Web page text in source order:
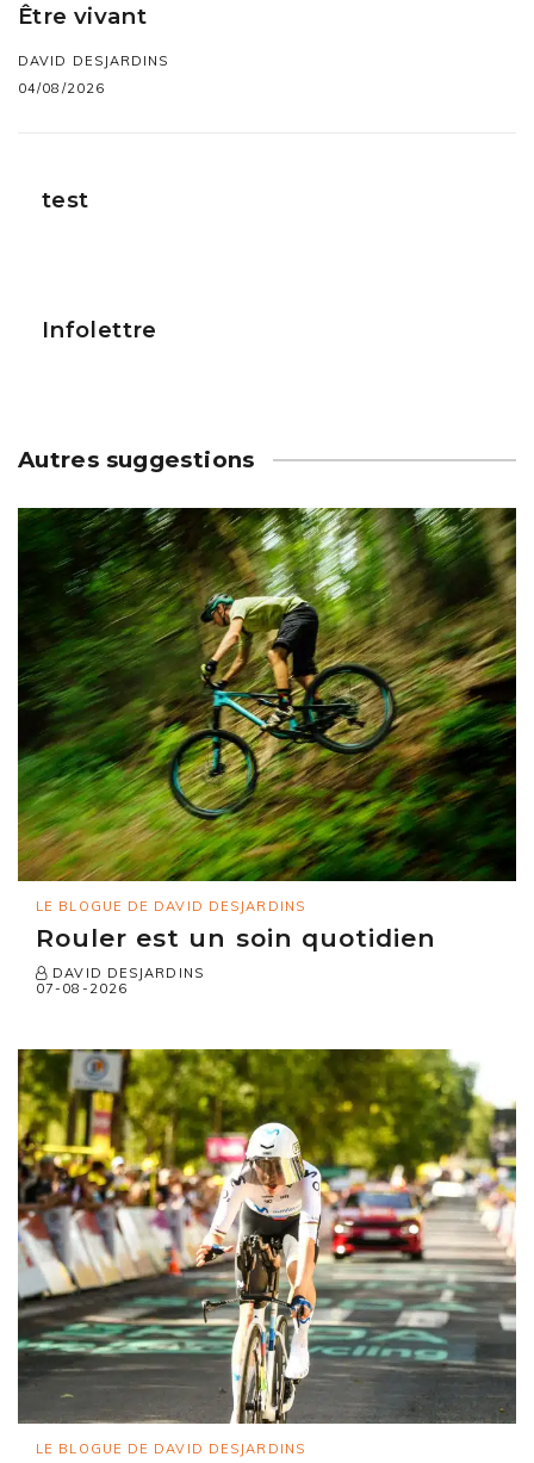
Être vivant
DAVID DESJARDINS
04/08/2026
test
Infolettre
Autres suggestions
LE BLOGUE DE DAVID DESJARDINS
Rouler est un soin quotidien
DAVID DESJARDINS
07-08-2026
LE BLOGUE DE DAVID DESJARDINS